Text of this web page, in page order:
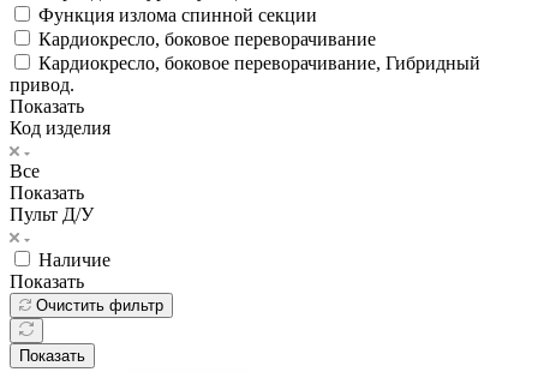
Функция излома спинной секции
Кардиокресло, боковое переворачивание
Кардиокресло, боковое переворачивание, Гибридный
привод.
Показать
Код изделия
Все
Показать
Пульт Д/У
Наличие
Показать
Очистить фильтр
Показать